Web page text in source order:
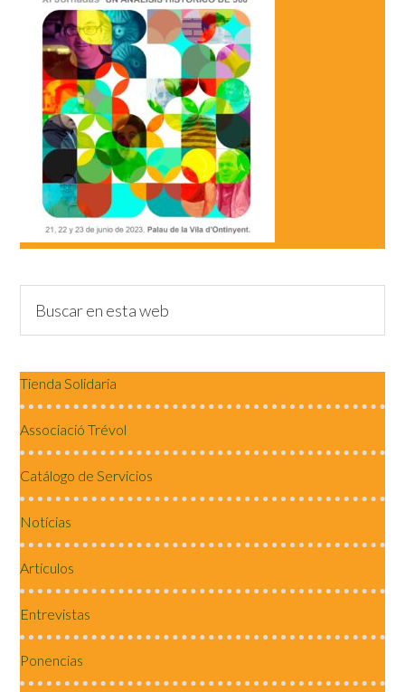
Tienda Solidaria
Associació Trévol
Catálogo de Servicios
Notícias
Artículos
Entrevistas
Ponencias